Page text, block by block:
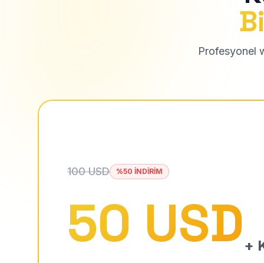
Profesyonel
100 USD %50 İNDİRİM
50 USD +